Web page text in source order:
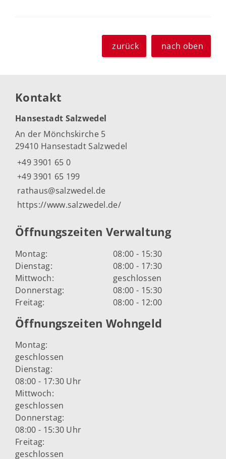
zurück nach oben
Kontakt
Hansestadt Salzwedel
An der Mönchskirche 5
29410 Hansestadt Salzwedel
+49 3901 65 0
+49 3901 65 199
rathaus@salzwedel.de
https://www.salzwedel.de/
Öffnungszeiten Verwaltung
Montag:
08:00 - 15:30
Dienstag:
08:00 - 17:30
Mittwoch:
geschlossen
Donnerstag:
08:00 - 15:30
Freitag:
08:00 - 12:00
Öffnungszeiten Wohngeld
Montag:
geschlossen
Dienstag:
08:00 - 17:30 Uhr
Mittwoch:
geschlossen
Donnerstag:
08:00 - 15:30 Uhr
Freitag:
geschlossen